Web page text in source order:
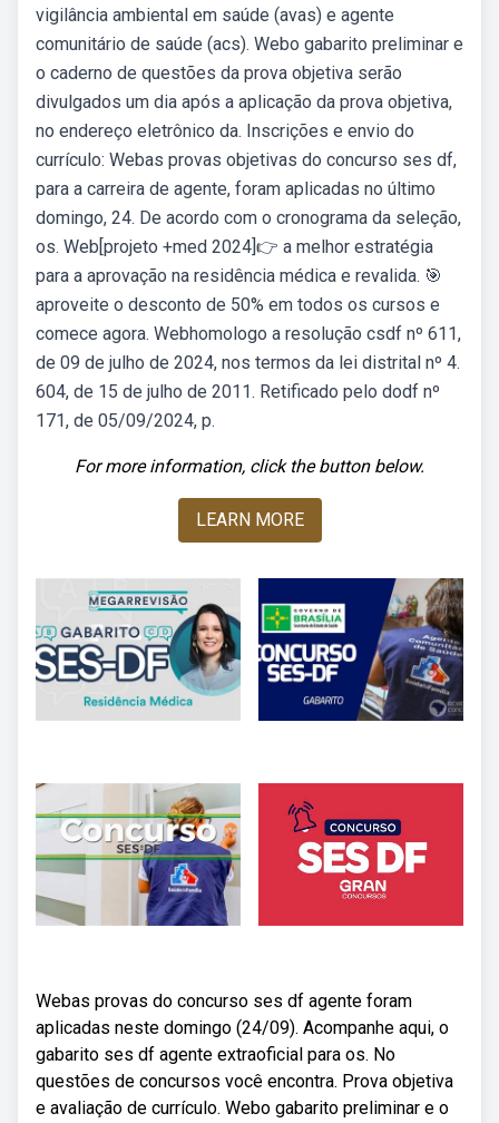
vigilância ambiental em saúde (avas) e agente
comunitário de saúde (acs). Webo gabarito preliminar e
o caderno de questões da prova objetiva serão
divulgados um dia após a aplicação da prova objetiva,
no endereço eletrônico da. Inscrições e envio do
currículo: Webas provas objetivas do concurso ses df,
para a carreira de agente, foram aplicadas no último
domingo, 24. De acordo com o cronograma da seleção,
os. Web[projeto +med 2024]👉 a melhor estratégia
para a aprovação na residência médica e revalida. 🎯
aproveite o desconto de 50% em todos os cursos e
comece agora. Webhomologo a resolução csdf nº 611,
de 09 de julho de 2024, nos termos da lei distrital nº 4.
604, de 15 de julho de 2011. Retificado pelo dodf nº
171, de 05/09/2024, p.
For more information, click the button below.
LEARN MORE
Webas provas do concurso ses df agente foram
aplicadas neste domingo (24/09). Acompanhe aqui, o
gabarito ses df agente extraoficial para os. No
questões de concursos você encontra. Prova objetiva
e avaliação de currículo. Webo gabarito preliminar e o